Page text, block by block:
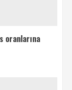
oranlarına